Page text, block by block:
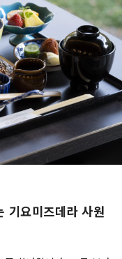
기요미즈데라 사원